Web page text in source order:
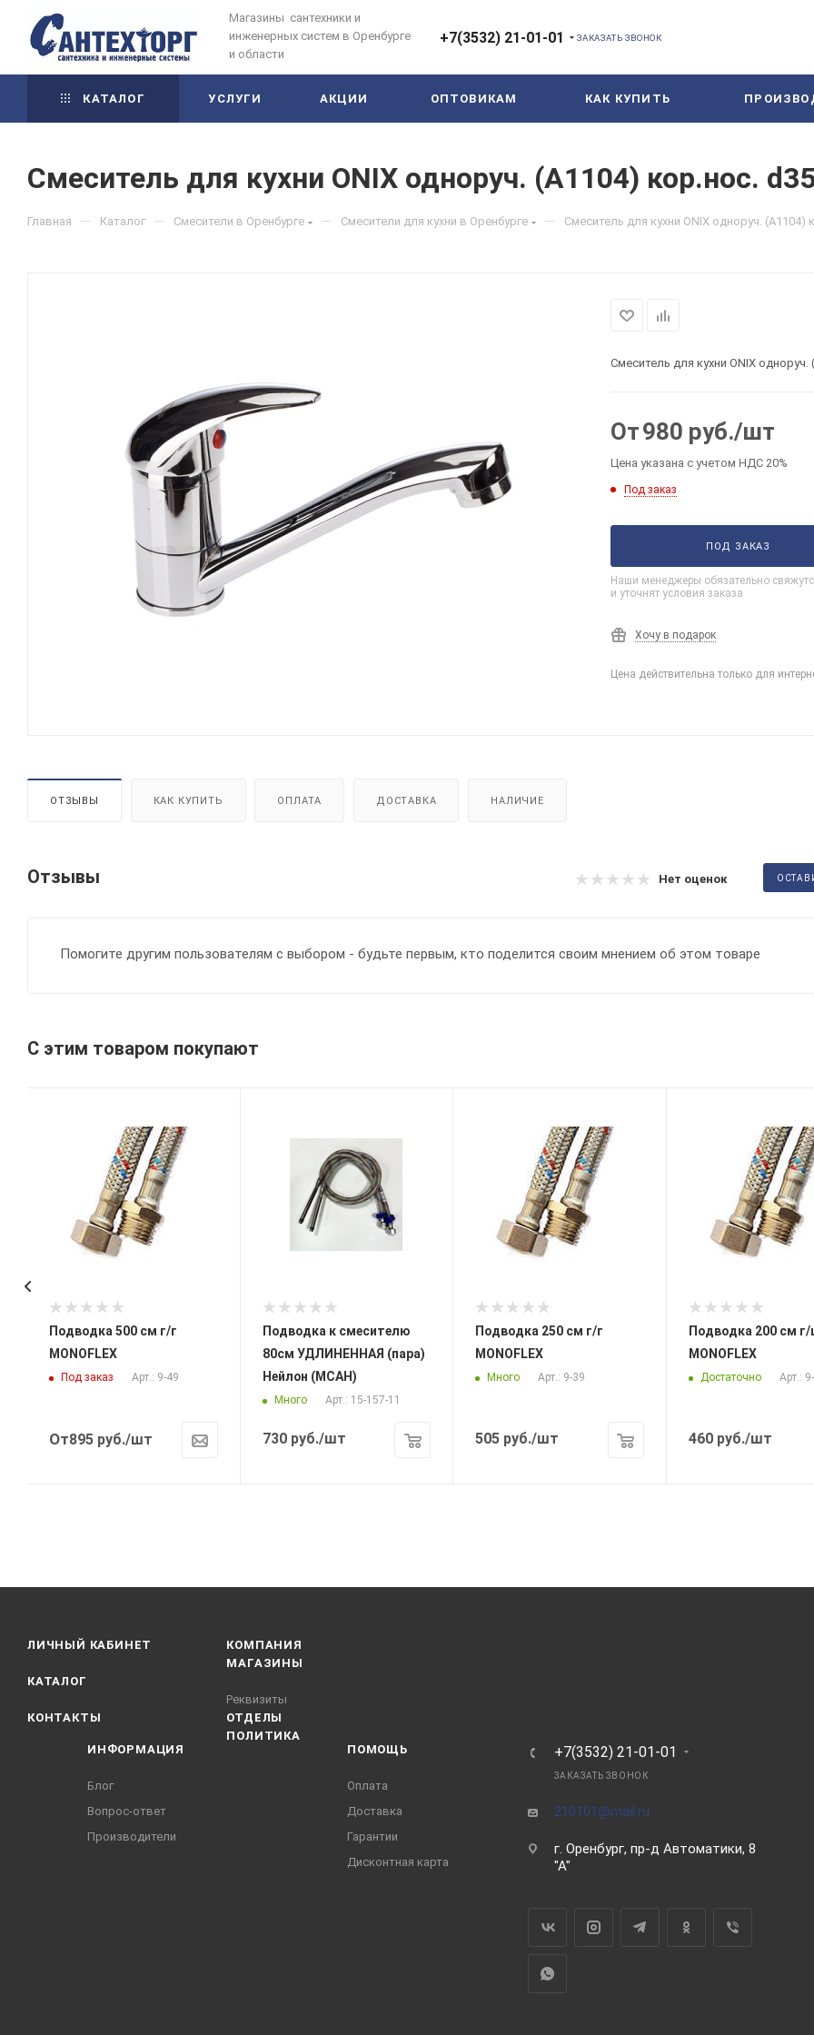
Магазины сантехники и
инженерных систем в Оренбурге
и области
+7(3532) 21-01-01 ЗАКАЗАТЬ ЗВОНОК
КАТАЛОГ УСЛУГИ АКЦИИ ОПТОВИКАМ КАК КУПИТЬ
Смеситель для кухни ONIX одноруч. (A1104) кор.нос.
Главная — Каталог — Смесители в Оренбурге — Смесители для кухни в Оренбурге — Смеситель для кухни ONIX одноруч.
Смеситель для кухни ONIX
От980 руб./шт
Цена указана с учетом НДС 20%
Под заказ
ПОД ЗАКАЗ
Наши менеджеры обязательно
и уточнят условия заказа
Хочу в подарок
Цена действительна только для
ОТЗЫВЫ КАК КУПИТЬ ОПЛАТА ДОСТАВКА НАЛИЧИЕ
Отзывы Нет оценок
Помогите другим пользователям с выбором - будьте первым, кто поделится своим мнением об этом товаре
С этим товаром покупают
Подводка 500 см г/г
MONOFLEX
Под заказ Арт.: 9-49
От895 руб./шт
Подводка к смесителю
80см УДЛИНЕННАЯ (пара)
Нейлон (МСАН)
Много Арт.: 15-157-11
730руб./шт
Подводка 250 см г/г
MONOFLEX
Много Арт.: 9-39
505 руб./шт
Подводка 200 см г/ш
MONOFLEX
Достаточно Арт.:
460руб./шт
ЛИЧНЫЙ КАБИНЕТ
КАТАЛОГ
КОНТАКТЫ
КОМПАНИЯ
МАГАЗИНЫ
Реквизиты
ОТДЕЛЫ
ПОЛИТИКА
ИНФОРМАЦИЯ
Блог
Вопрос-ответ
Производители
ПОМОЩЬ
Оплата
Доставка
Гарантии
Дисконтная карта
+7(3532) 21-01-01
ЗАКАЗАТЬ ЗВОНОК
210101@mail.ru
г. Оренбург, пр-д Автоматики, 8
"А"